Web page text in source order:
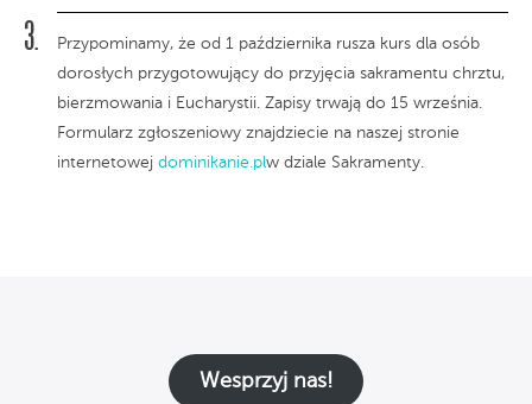
Przypominamy, że od 1 października rusza kurs dla osób
dorosłych przygotowujący do przyjęcia sakramentu chrztu,
bierzmowania i Eucharystii. Zapisy trwają do 15 września.
Formularz zgłoszeniowy znajdziecie na naszej stronie
internetowej dominikanie.plw dziale Sakramenty.
Wesprzyj nas!